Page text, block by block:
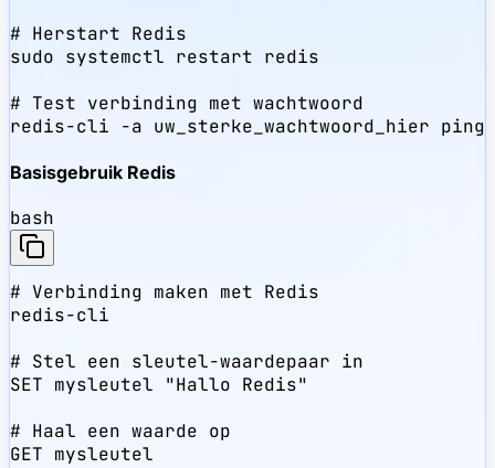
# Herstart Redis
sudo systemctl restart redis
# Test verbinding met wachtwoord
redis-cli -a uw_sterke_wachtwoord_hier ping
Basisgebruik Redis
bash
# Verbinding maken met Redis
redis-cli
# Stel een sleutel-waardepaar in
SET mysleutel "Hallo Redis"
# Haal een waarde op
GET mysleutel